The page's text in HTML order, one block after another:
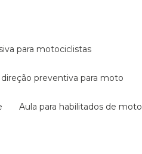
para motociclistas
direção preventiva para moto
aula para habilitados de moto